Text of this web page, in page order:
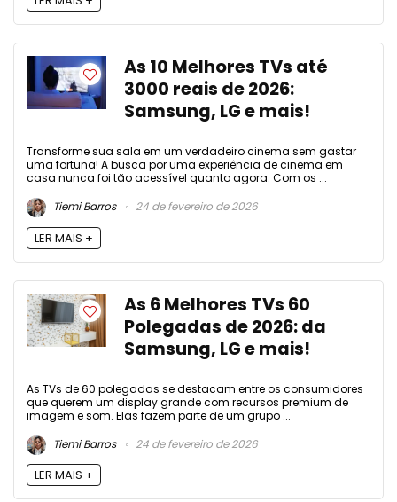
As 10 Melhores TVs até
3000 reais de 2026:
Samsung, LG e mais!
Transforme sua sala em um verdadeiro cinema sem gastar
uma fortuna! A busca por uma experiência de cinema em
casa nunca foi tão acessível quanto agora. Com os ...
Tiemi Barros
24 de fevereiro de 2026
LER MAIS +
As 6 Melhores TVs 60
Polegadas de 2026: da
Samsung, LG e mais!
As TVs de 60 polegadas se destacam entre os consumidores
que querem um display grande com recursos premium de
imagem e som. Elas fazem parte de um grupo ...
Tiemi Barros
24 de fevereiro de 2026
LER MAIS +